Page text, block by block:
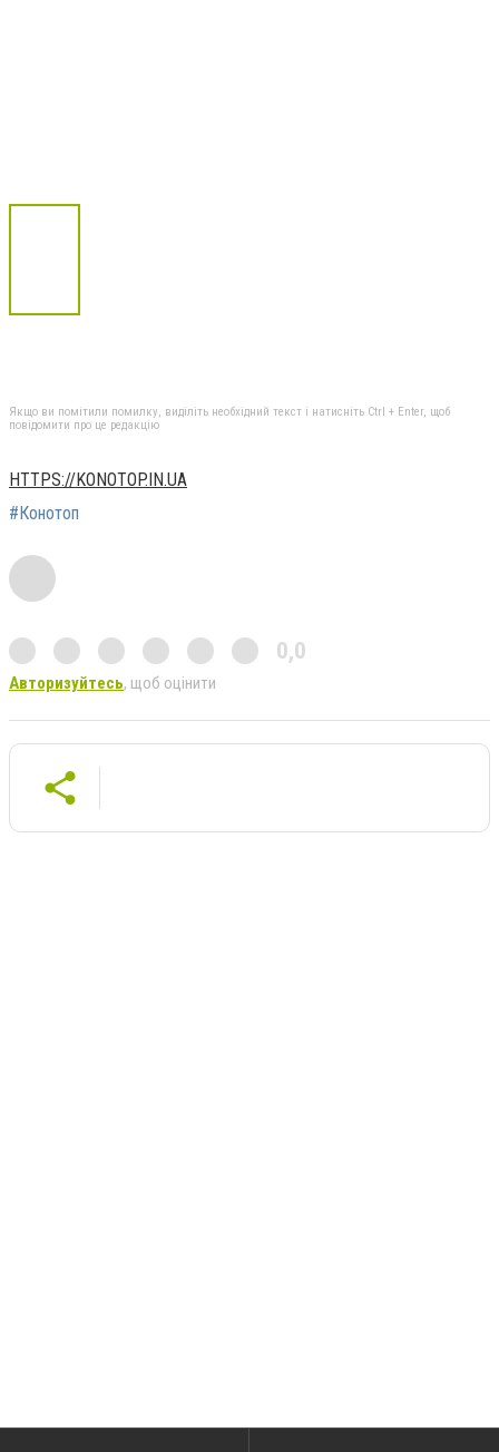
Якщо ви помітили помилку, виділіть необхідний текст і натисніть Ctrl + Enter, щоб
повідомити про це редакцію
HTTPS://KONOTOP.IN.UA
#Конотоп
0,0
Авторизуйтесь, щоб оцінити